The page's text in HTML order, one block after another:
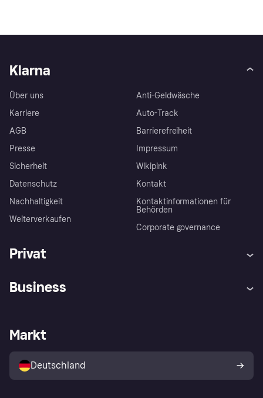
Klarna
Über uns
Karriere
AGB
Presse
Sicherheit
Datenschutz
Nachhaltigkeit
Weiterverkaufen
Anti-Geldwäsche
Auto-Track
Barrierefreiheit
Impressum
Wikipink
Kontakt
Kontaktinformationen für
Behörden
Corporate governance
Privat
Klarna App
Shops entdecken
Käuferschutzrichtlinie
Dein Widerrufsrecht
Business
Händlerportal
Markt
Deutschland